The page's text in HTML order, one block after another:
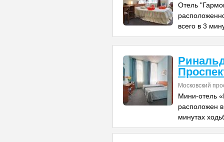
Отель
всего в 3
Московский
Мини-отель
расположен
минутах